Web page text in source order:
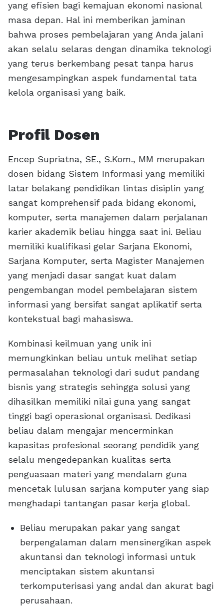
yang efisien bagi kemajuan ekonomi nasional
masa depan. Hal ini memberikan jaminan
bahwa proses pembelajaran yang Anda jalani
akan selalu selaras dengan dinamika teknologi
yang terus berkembang pesat tanpa harus
mengesampingkan aspek fundamental tata
kelola organisasi yang baik.
Profil Dosen
Encep Supriatna, SE., S.Kom., MM merupakan
dosen bidang Sistem Informasi yang memiliki
latar belakang pendidikan lintas disiplin yang
sangat komprehensif pada bidang ekonomi,
komputer, serta manajemen dalam perjalanan
karier akademik beliau hingga saat ini. Beliau
memiliki kualifikasi gelar Sarjana Ekonomi,
Sarjana Komputer, serta Magister Manajemen
yang menjadi dasar sangat kuat dalam
pengembangan model pembelajaran sistem
informasi yang bersifat sangat aplikatif serta
kontekstual bagi mahasiswa.
Kombinasi keilmuan yang unik ini
memungkinkan beliau untuk melihat setiap
permasalahan teknologi dari sudut pandang
bisnis yang strategis sehingga solusi yang
dihasilkan memiliki nilai guna yang sangat
tinggi bagi operasional organisasi. Dedikasi
beliau dalam mengajar mencerminkan
kapasitas profesional seorang pendidik yang
selalu mengedepankan kualitas serta
penguasaan materi yang mendalam guna
mencetak lulusan sarjana komputer yang siap
menghadapi tantangan pasar kerja global.
Beliau merupakan pakar yang sangat
berpengalaman dalam mensinergikan aspek
akuntansi dan teknologi informasi untuk
menciptakan sistem akuntansi
terkomputerisasi yang andal dan akurat bagi
perusahaan.